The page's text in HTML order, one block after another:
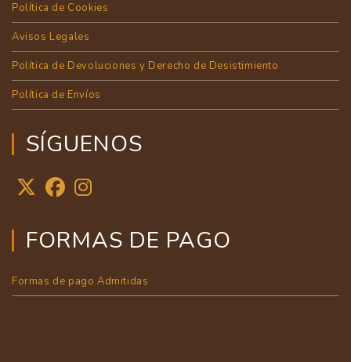
Política de Cookies
Avisos Legales
Política de Devoluciones y Derecho de Desistimiento
Política de Envíos
SÍGUENOS
FORMAS DE PAGO
Formas de pago Admitidas